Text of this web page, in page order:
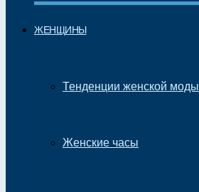
ЖЕНЩИНЫ
Тенденции женской моды
Женские часы